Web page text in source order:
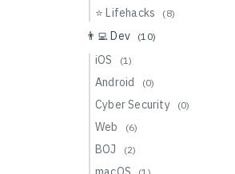
⭐️ Lifehacks (8)
👨‍💻 Dev (10)
iOS (1)
Android (0)
Cyber Security (0)
Web (6)
BOJ (2)